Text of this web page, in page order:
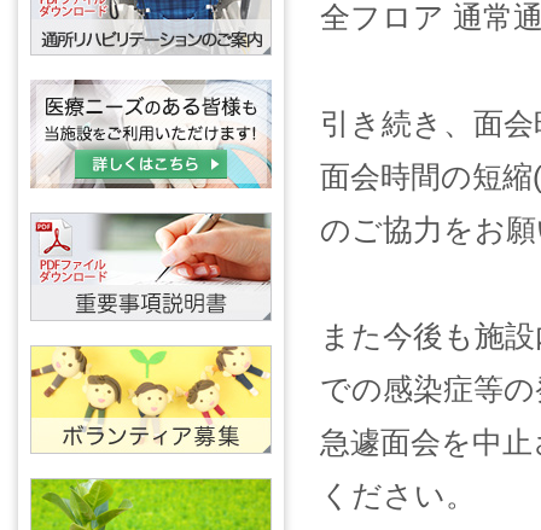
全フロア 通常
引き続き、面
面会時間の短
のご協力をお
また今後も施
での感染症等
急遽面会を中
ください。